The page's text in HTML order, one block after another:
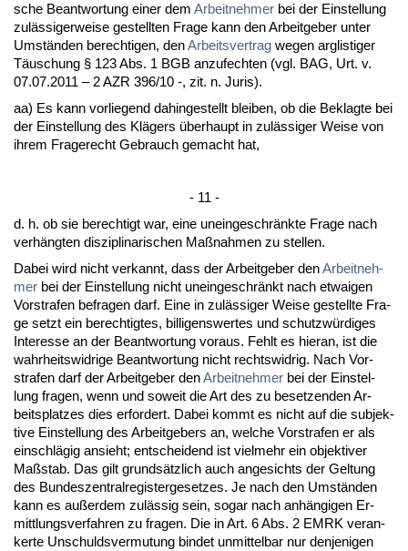
sche Be­ant­wor­tung ei­ner dem Ar­beit­neh­mer bei der Ein­stel­lung
zulässi­ger­wei­se ge­stell­ten Fra­ge kann den Ar­beit­ge­ber un­ter
Umständen be­rech­ti­gen, denAr­beits­ver­trag we­gen arg­lis­ti­ger
Täuschung § 123 Abs. 1 BGB an­zu­fech­ten (vgl. BAG, Urt. v.
07.07.2011 – 2 AZR 396/10 -, zit. n. Ju­ris).
aa) Es kann vor­lie­gend da­hin­ge­stellt blei­ben, ob die Be­klag­te bei
der Ein­stel­lung des Klägers über­haupt in zulässi­ger Wei­se von
ih­rem Fra­ge­recht Ge­brauch ge­macht hat,
- 11 -
d. h. ob sie be­rech­tigt war, ei­ne un­ein­ge­schränk­te Fra­ge nach
verhäng­ten dis­zi­pli­na­ri­schen Maßnah­men zu stel­len.
Da­bei wird nicht ver­kannt, dass der Ar­beit­ge­ber denAr­beit­neh­
mer bei der Ein­stel­lung nicht un­ein­ge­schränkt nach et­wai­gen
Vor­stra­fen be­fra­gen darf. Ei­ne in zulässi­ger Wei­se ge­stell­te Fra­
ge setzt ein be­rech­tig­tes, bil­li­gens­wer­tes und schutzwürdi­ges
In­ter­es­se an der Be­ant­wor­tung vor­aus. Fehlt es hier­an, ist die
wahr­heits­wid­ri­ge Be­ant­wor­tung nicht rechts­wid­rig. Nach Vor­
stra­fen darf der Ar­beit­ge­ber denAr­beit­neh­mer bei der Ein­stel­
lung fra­gen, wenn und so­weit die Art des zu be­set­zen­den Ar­
beits­plat­zes dies er­for­dert. Da­bei kommt es nicht auf die sub­jek­
ti­ve Ein­stel­lung des Ar­beit­ge­bers an, wel­che Vor­stra­fen er als
ein­schlägig an­sieht; ent­schei­dend ist viel­mehr ein ob­jek­ti­ver
Maßstab. Das gilt grundsätz­lich auch an­ge­sichts der Gel­tung
des Bun­des­zen­tral­re­gis­ter­ge­set­zes. Je nach den Umständen
kann es außer­dem zulässig sein, so­gar nach anhängi­gen Er­
mitt­lungs­ver­fah­ren zu fra­gen. Die in Art. 6 Abs. 2 EM­RK ver­an­
ker­te Un­schulds­ver­mu­tung bin­det un­mit­tel­bar nur den­je­ni­gen